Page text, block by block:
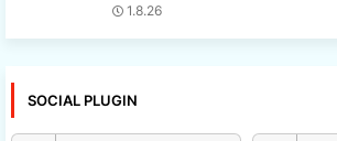
1.8.26
SOCIAL PLUGIN